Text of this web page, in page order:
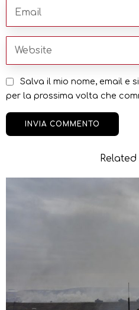
Salva il mio nome, email e
per la prossima volta che